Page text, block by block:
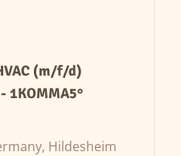
(m/f/d)
1KOMMA5°
Hildesheim